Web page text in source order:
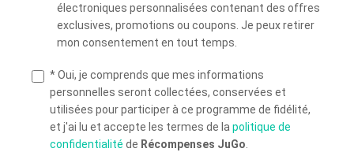
électroniques personnalisées contenant des offres
exclusives, promotions ou coupons. Je peux retirer
mon consentement en tout temps.
Oui, je comprends que mes informations
personnelles seront collectées, conservées et
utilisées pour participer à ce programme de fidélité,
et j'ai lu et accepte les termes de lapolitique de
confidentialité de Récompenses JuGo